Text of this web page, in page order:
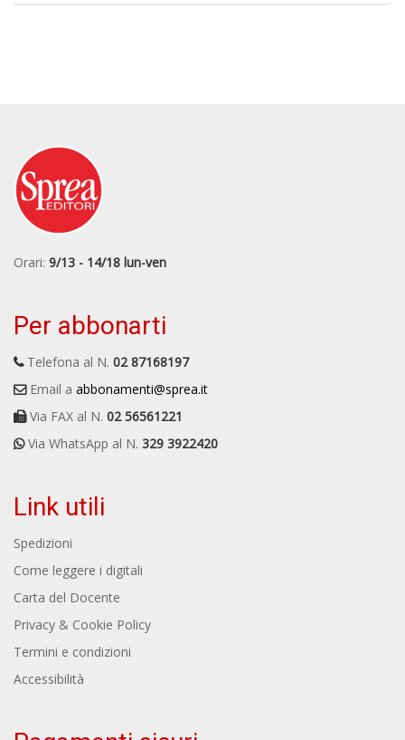
Orari: 9/13 - 14/18 lun-ven
Per abbonarti
Telefona al N. 02 87168197
Email a abbonamenti@sprea.it
Via FAX al N. 02 56561221
Via WhatsApp al N. 329 3922420
Link utili
Spedizioni
Come leggere i digitali
Carta del Docente
Privacy & Cookie Policy
Termini e condizioni
Accessibilità